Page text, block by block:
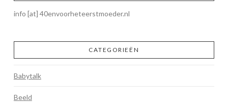
info [at] 40envoorheteerstmoeder.nl
CATEGORIEËN
Babytalk
Beeld